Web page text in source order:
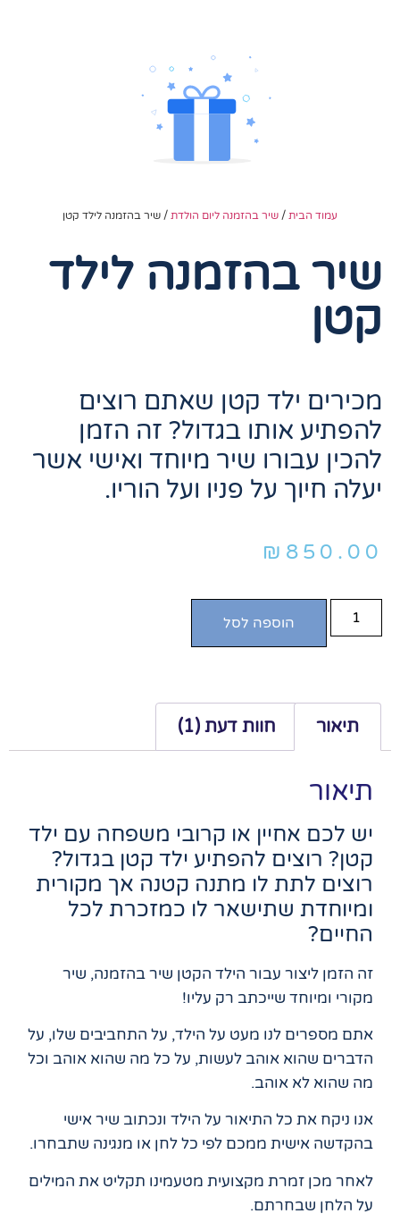
עמוד הבית / שיר בהזמנה ליום הולדת / שיר בהזמנה לילד קטן
שיר בהזמנה לילד
קטן
מכירים ילד קטן שאתם רוצים
להפתיע אותו בגדול? זה הזמן
להכין עבורו שיר מיוחד ואישי אשר
יעלה חיוך על פניו ועל הוריו.
₪ 850.00
הוספה לסל
תיאור חוות דעת (1)
תיאור
יש לכם אחיין או קרובי משפחה עם ילד
קטן? רוצים להפתיע ילד קטן בגדול?
רוצים לתת לו מתנה קטנה אך מקורית
ומיוחדת שתישאר לו כמזכרת לכל
החיים?
זה הזמן ליצור עבור הילד הקטן שיר בהזמנה, שיר
מקורי ומיוחד שייכתב רק עליו!
אתם מספרים לנו מעט על הילד, על התחביבים שלו, על
הדברים שהוא אוהב לעשות, על כל מה שהוא אוהב וכל
מה שהוא לא אוהב.
אנו ניקח את כל התיאור על הילד ונכתוב שיר אישי
בהקדשה אישית ממכם לפי כל לחן או מנגינה שתבחרו.
לאחר מכן זמרת מקצועית מטעמינו תקליט את המילים
על הלחן שבחרתם.